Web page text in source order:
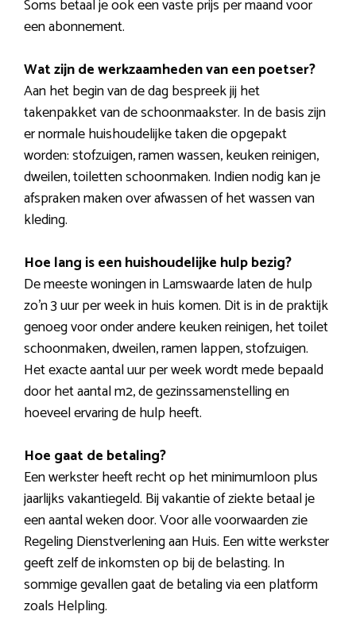
Soms betaal je ook een vaste prijs per maand voor
een abonnement.
Wat zijn de werkzaamheden van een poetser?
Aan het begin van de dag bespreek jij het
takenpakket van de schoonmaakster. In de basis zijn
er normale huishoudelijke taken die opgepakt
worden: stofzuigen, ramen wassen, keuken reinigen,
dweilen, toiletten schoonmaken. Indien nodig kan je
afspraken maken over afwassen of het wassen van
kleding.
Hoe lang is een huishoudelijke hulp bezig?
De meeste woningen in Lamswaarde laten de hulp
zo’n 3 uur per week in huis komen. Dit is in de praktijk
genoeg voor onder andere keuken reinigen, het toilet
schoonmaken, dweilen, ramen lappen, stofzuigen.
Het exacte aantal uur per week wordt mede bepaald
door het aantal m2, de gezinssamenstelling en
hoeveel ervaring de hulp heeft.
Hoe gaat de betaling?
Een werkster heeft recht op het minimumloon plus
jaarlijks vakantiegeld. Bij vakantie of ziekte betaal je
een aantal weken door. Voor alle voorwaarden zie
Regeling Dienstverlening aan Huis. Een witte werkster
geeft zelf de inkomsten op bij de belasting. In
sommige gevallen gaat de betaling via een platform
zoals Helpling.